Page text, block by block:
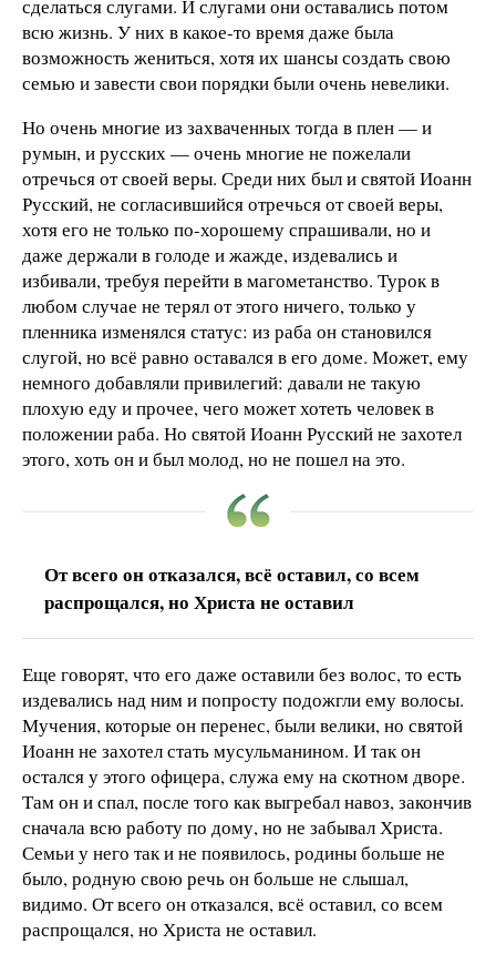
сделаться слугами. И слугами они оставались потом
всю жизнь. У них в какое-то время даже была
возможность жениться, хотя их шансы создать свою
семью и завести свои порядки были очень невелики.
Но очень многие из захваченных тогда в плен — и
румын, и русских — очень многие не пожелали
отречься от своей веры. Среди них был и святой Иоанн
Русский, не согласившийся отречься от своей веры,
хотя его не только по-хорошему спрашивали, но и
даже держали в голоде и жажде, издевались и
избивали, требуя перейти в магометанство. Турок в
любом случае не терял от этого ничего, только у
пленника изменялся статус: из раба он становился
слугой, но всё равно оставался в его доме. Может, ему
немного добавляли привилегий: давали не такую
плохую еду и прочее, чего может хотеть человек в
положении раба. Но святой Иоанн Русский не захотел
этого, хоть он и был молод, но не пошел на это.
От всего он отказался, всё оставил, со всем
распрощался, но Христа не оставил
Еще говорят, что его даже оставили без волос, то есть
издевались над ним и попросту подожгли ему волосы.
Мучения, которые он перенес, были велики, но святой
Иоанн не захотел стать мусульманином. И так он
остался у этого офицера, служа ему на скотном дворе.
Там он и спал, после того как выгребал навоз, закончив
сначала всю работу по дому, но не забывал Христа.
Семьи у него так и не появилось, родины больше не
было, родную свою речь он больше не слышал,
видимо. От всего он отказался, всё оставил, со всем
распрощался, но Христа не оставил.